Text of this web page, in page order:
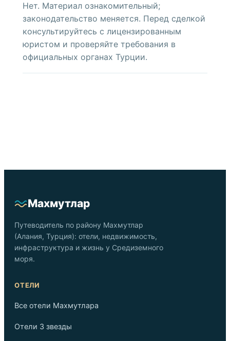
Нет. Материал ознакомительный;
законодательство меняется. Перед сделкой
консультируйтесь с лицензированным
юристом и проверяйте требования в
официальных органах Турции.
Махмутлар
Путеводитель по району Махмутлар
(Алания, Турция): отели, недвижимость,
инфраструктура и жизнь у Средиземного
моря.
ОТЕЛИ
Все отели Махмутлара
Отели 3 звезды